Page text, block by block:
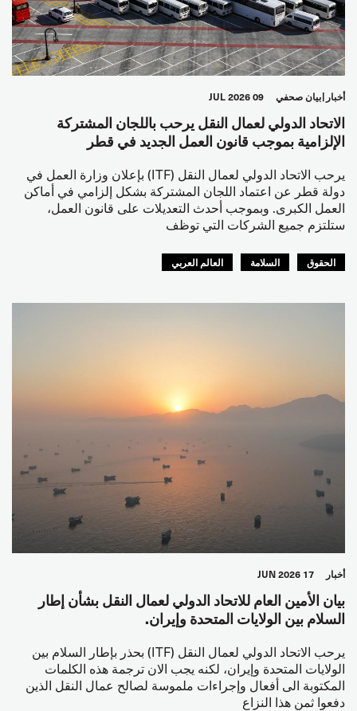
أخبار بيان صحفي 09 JUL 2026
الاتحاد الدولي لعمال النقل يرحب باللجان المشتركة
الإلزامية بموجب قانون العمل الجديد في قطر
يرحب الاتحاد الدولي لعمال النقل (ITF) بإعلان وزارة العمل في
دولة قطر عن اعتماد اللجان المشتركة بشكل إلزامي في أماكن
العمل الكبرى. وبموجب أحدث التعديلات على قانون العمل،
ستلتزم جميع الشركات التي توظف
الحقوق السلامة العالم العربي
أخبار 17 JUN 2026
بيان الأمين العام للاتحاد الدولي لعمال النقل بشأن إطار
السلام بين الولايات المتحدة وإيران.
يرحب الاتحاد الدولي لعمال النقل (ITF) بحذر بإطار السلام بين
الولايات المتحدة وإيران، لكنه يجب الان ترجمة هذه الكلمات
المكتوبة الى أفعال وإجراءات ملموسة لصالح عمال النقل الذين
دفعوا ثمن هذا النزاع